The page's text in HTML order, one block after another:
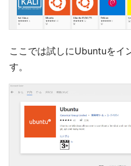
ここでは試しにUbuntuをイ
す。